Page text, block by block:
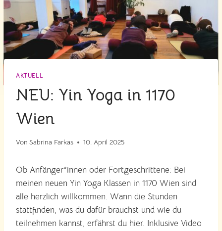
AKTUELL
NEU: Yin Yoga in 1170
Wien
Von Sabrina Farkas 10. April 2025
Ob Anfänger*innen oder Fortgeschrittene: Bei
meinen neuen Yin Yoga Klassen in 1170 Wien sind
alle herzlich willkommen. Wann die Stunden
stattfinden, was du dafür brauchst und wie du
teilnehmen kannst, erfährst du hier. Inklusive Video